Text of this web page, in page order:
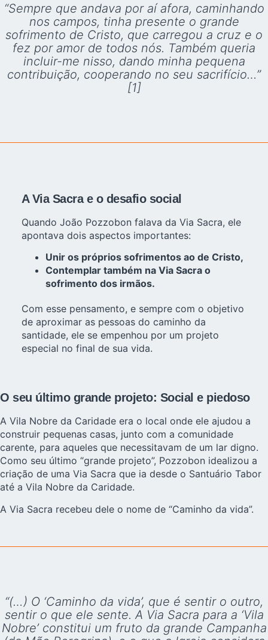
“Sempre que andava por aí afora, caminhando
nos campos, tinha presente o grande
sofrimento de Cristo, que carregou a cruz e o
fez por amor de todos nós. Também queria
incluir-me nisso, dando minha pequena
contribuição, cooperando no seu sacrifício…”
[1]
A Via Sacra e o desafio social
Quando João Pozzobon falava da Via Sacra, ele
apontava dois aspectos importantes:
Unir os próprios sofrimentos ao de Cristo,
Contemplar também na Via Sacra o
sofrimento dos irmãos.
Com esse pensamento, e sempre com o objetivo
de aproximar as pessoas do caminho da
santidade, ele se empenhou por um projeto
especial no final de sua vida.
O seu último grande projeto: Social e piedoso
A Vila Nobre da Caridade era o local onde ele ajudou a
construir pequenas casas, junto com a comunidade
carente, para aqueles que necessitavam de um lar digno.
Como seu último “grande projeto”, Pozzobon idealizou a
criação de uma Via Sacra que ia desde o Santuário Tabor
até a Vila Nobre da Caridade.
A Via Sacra recebeu dele o nome de “Caminho da vida”.
“(…) O ‘Caminho da vida’, que é sentir o outro,
sentir o que ele sente. A Via Sacra para a ‘Vila
Nobre’ constitui um fruto da grande Campanha